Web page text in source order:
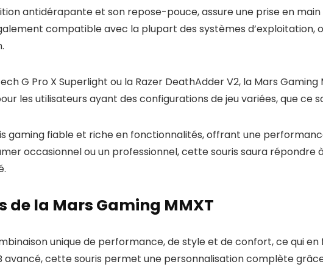
antidérapante et son repose-pouce, assure une prise en
compatible avec la plupart des systèmes
G Pro X Superlight ou la Razer DeathAdder V2, la Mars Gaming
les utilisateurs ayant des configurations de jeu variées, que ce
gaming fiable et riche en fonctionnalités, offrant une
occasionnel ou un professionnel, cette souris saura répondre
la Mars Gaming MMXT
unique de performance, de style et de confort, ce qui
avancé, cette souris permet une personnalisation complète